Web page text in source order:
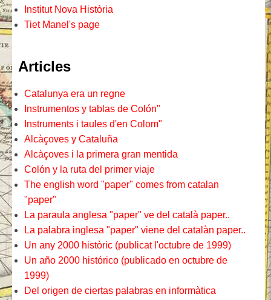
Institut Nova Història
Tiet Manel's page
Articles
Catalunya era un regne
Instrumentos y tablas de Colón"
Instruments i taules d'en Colom"
Alcàçoves y Cataluña
Alcàçoves i la primera gran mentida
Colón y la ruta del primer viaje
The english word "paper" comes from catalan
"paper"
La paraula anglesa "paper" ve del català paper..
La palabra inglesa "paper" viene del catalàn paper..
Un any 2000 històric (publicat l'octubre de 1999)
Un año 2000 histórico (publicado en octubre de
1999)
Del origen de ciertas palabras en informàtica